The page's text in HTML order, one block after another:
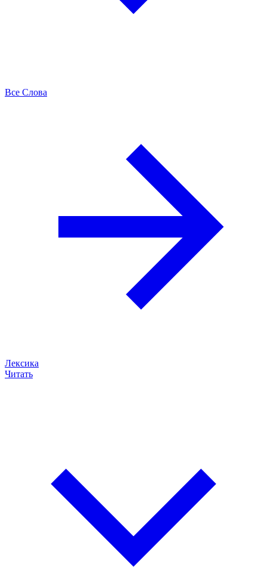
Все Слова
Лексика
Читать